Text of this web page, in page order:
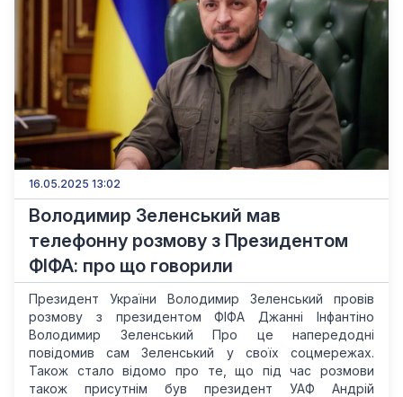
16.05.2025 13:02
Володимир Зеленський мав
телефонну розмову з Президентом
ФІФА: про що говорили
Президент України Володимир Зеленський провів
розмову з президентом ФІФА Джанні Інфантіно
Володимир Зеленський Про це напередодні
повідомив сам Зеленський у своїх соцмережах.
Також стало відомо про те, що під час розмови
також присутнім був президент УАФ Андрій